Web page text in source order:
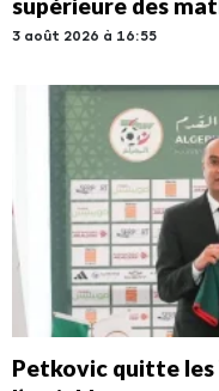
3 août 2026 à 16:55
Petkovic quitte les